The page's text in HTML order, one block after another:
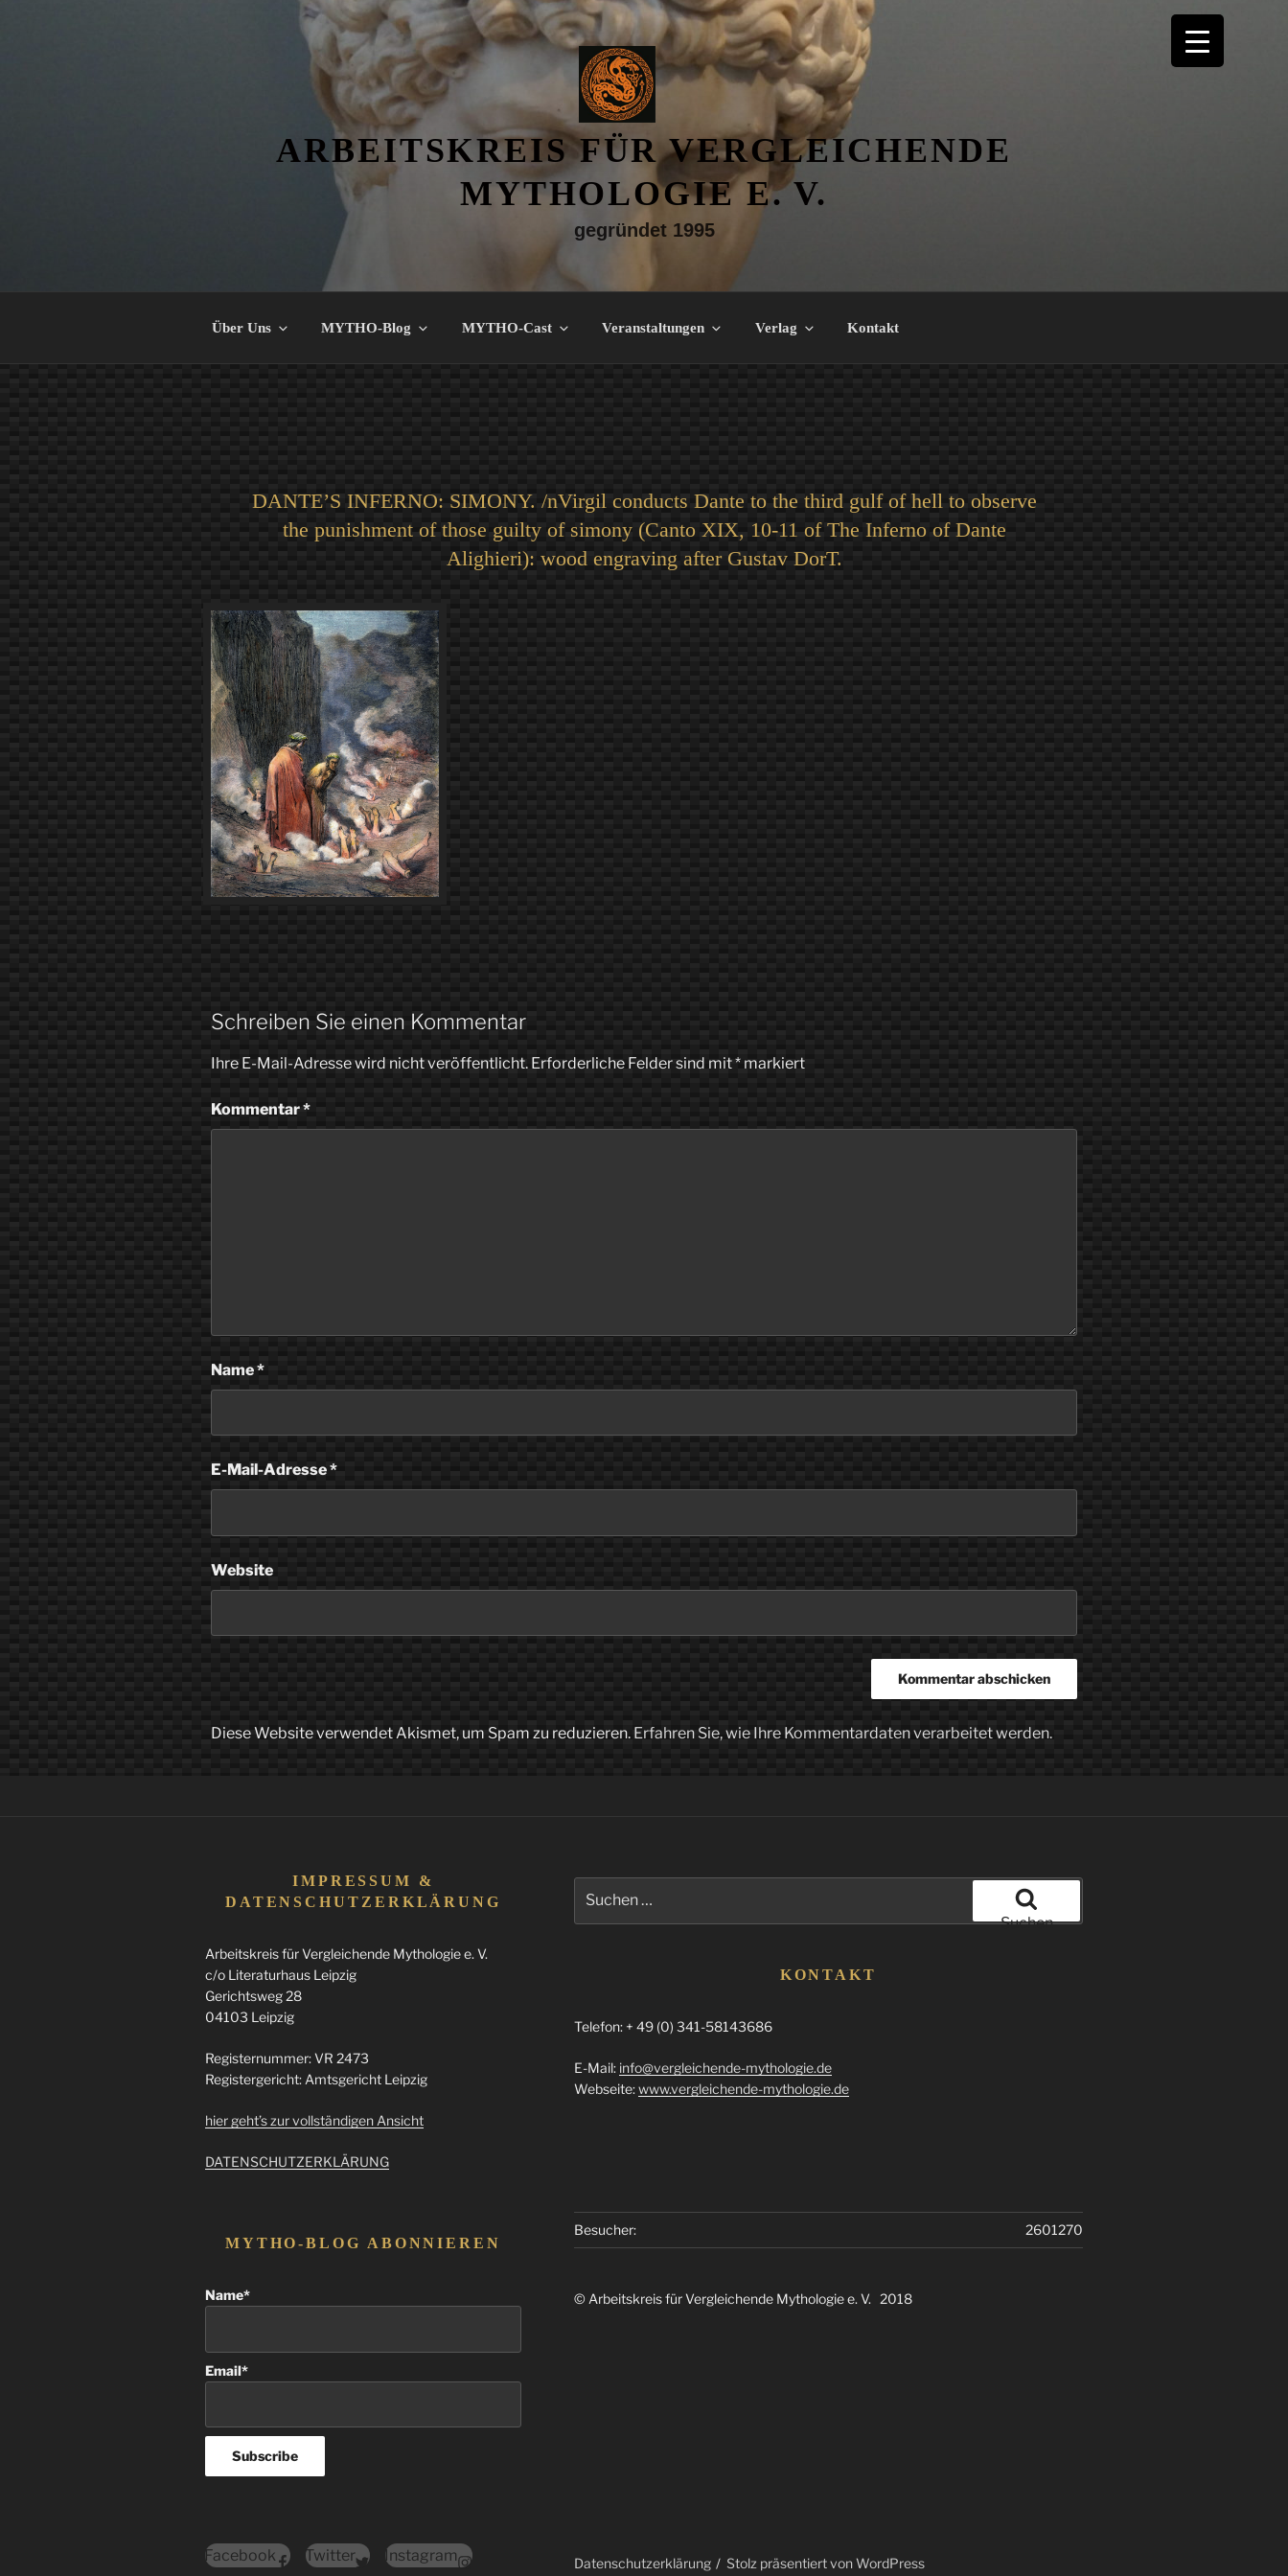
ARBEITSKREIS FÜR VERGLEICHENDE
MYTHOLOGIE E. V.
gegründet 1995
Über Uns MYTHO-Blog MYTHO-Cast Veranstaltungen Verlag Kontakt
DANTE’S INFERNO: SIMONY. /nVirgil conducts Dante to the third gulf of hell to observe
the punishment of those guilty of simony (Canto XIX, 10-11 of The Inferno of Dante
Alighieri): wood engraving after Gustav DorT.
Schreiben Sie einen Kommentar
Ihre E-Mail-Adresse wird nicht veröffentlicht. Erforderliche Felder sind mit* markiert
Kommentar*
Name*
E-Mail-Adresse*
Website
Diese Website verwendet Akismet, um Spam zu reduzieren. Erfahren Sie, wie Ihre Kommentardaten verarbeitet werden.
IMPRESSUM &
DATENSCHUTZERKLÄRUNG
Arbeitskreis für Vergleichende Mythologie e. V.
c/o Literaturhaus Leipzig
Gerichtsweg 28
04103 Leipzig
Registernummer: VR 2473
Registergericht: Amtsgericht Leipzig
hier geht’s zur vollständigen Ansicht
DATENSCHUTZERKLÄRUNG
MYTHO-BLOG ABONNIEREN
Name*
Email*
nach:
Suchen
KONTAKT
Telefon: + 49 (0) 341-58143686
E-Mail: info@vergleichende-mythologie.de
Webseite:www.vergleichende-mythologie.de
2601270
Besucher:
© Arbeitskreis für Vergleichende Mythologie e. V. 2018
Facebook Twitter Instagram Datenschutzerklärung Stolz präsentiert von WordPress